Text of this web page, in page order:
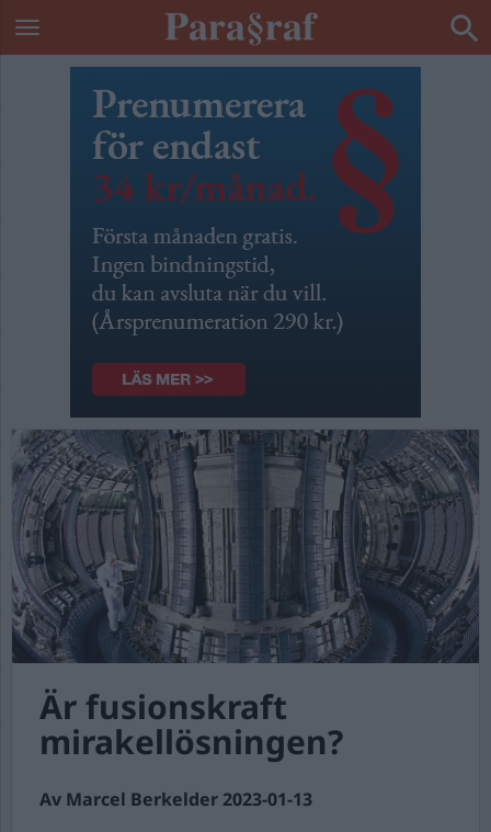
Är fusionskraft
mirakellösningen?
Av Marcel Berkelder 2023-01-13